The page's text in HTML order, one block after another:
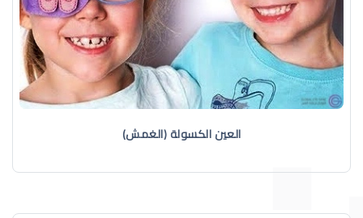
العين الكسولة (الغمش)